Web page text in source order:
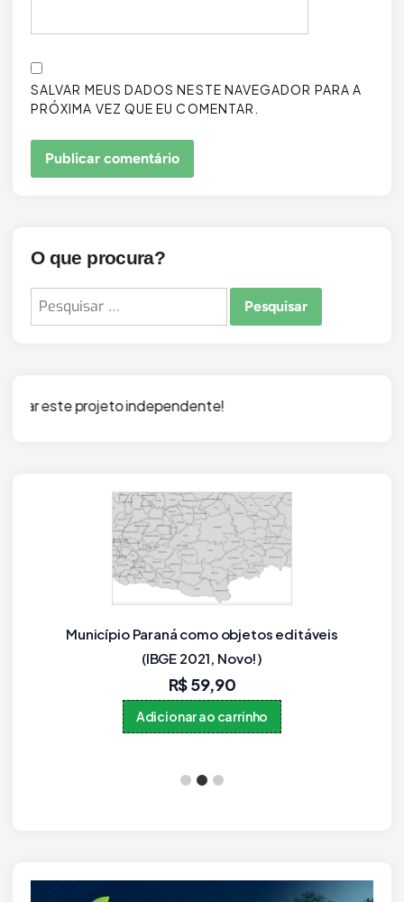
SALVAR MEUS DADOS NESTE NAVEGADOR PARA A
PRÓXIMA VEZ QUE EU COMENTAR.
O que procura?
Pesquisar
por:
independente!
Mapa dos Municípios do Rio Grande do Sul em
PPTX Editável (PowerPoint)
R$59,90
Adicionar ao carrinho